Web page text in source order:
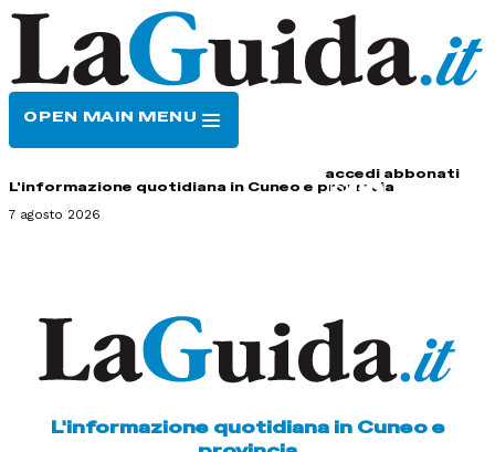
OPEN MAIN MENU
accedi abbonati
L'informazione quotidiana in Cuneo e provincia
7 agosto 2026
L'informazione quotidiana in Cuneo e